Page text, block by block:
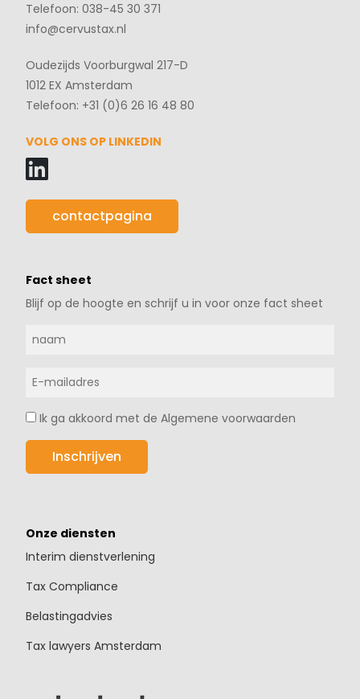
Telefoon: 038-45 30 371
info@cervustax.nl
Oudezijds Voorburgwal 217-D
1012 EX Amsterdam
Telefoon: +31 (0)6 26 16 48 80
VOLG ONS OP LINKEDIN
contactpagina
Fact sheet
Blijf op de hoogte en schrijf u in voor onze fact sheet
Ik ga akkoord met de Algemene voorwaarden
Onze diensten
Interim dienstverlening
Tax Compliance
Belastingadvies
Tax lawyers Amsterdam